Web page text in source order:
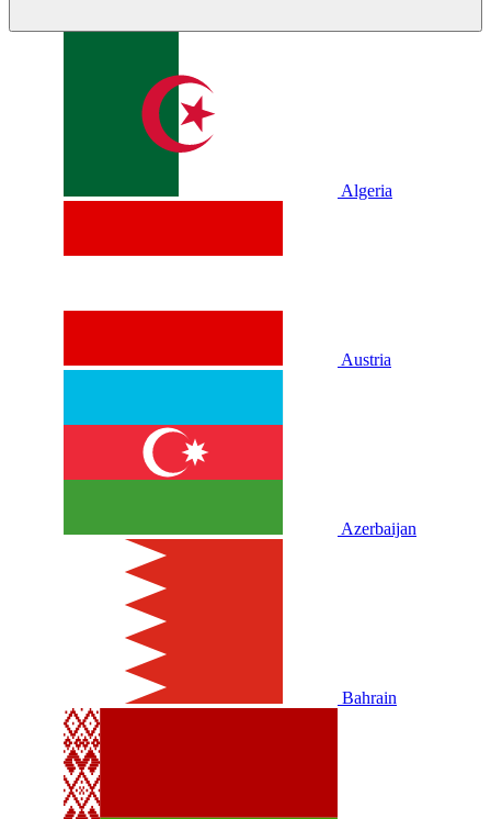
Algeria
Austria
Azerbaijan
Bahrain